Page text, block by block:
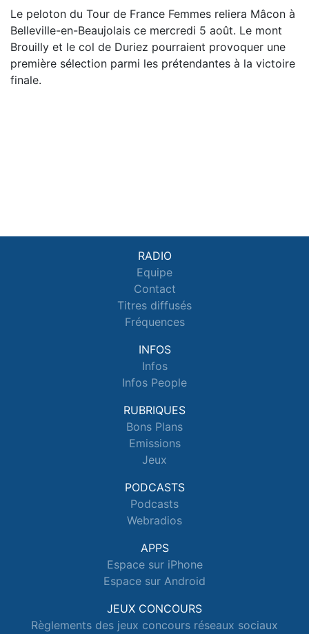
Le peloton du Tour de France Femmes reliera Mâcon à
Belleville-en-Beaujolais ce mercredi 5 août. Le mont
Brouilly et le col de Duriez pourraient provoquer une
première sélection parmi les prétendantes à la victoire
finale.
RADIO
Equipe
Contact
Titres diffusés
Fréquences
INFOS
Infos
Infos People
RUBRIQUES
Bons Plans
Emissions
Jeux
PODCASTS
Podcasts
Webradios
APPS
Espace sur iPhone
Espace sur Android
JEUX CONCOURS
Règlements des jeux concours réseaux sociaux